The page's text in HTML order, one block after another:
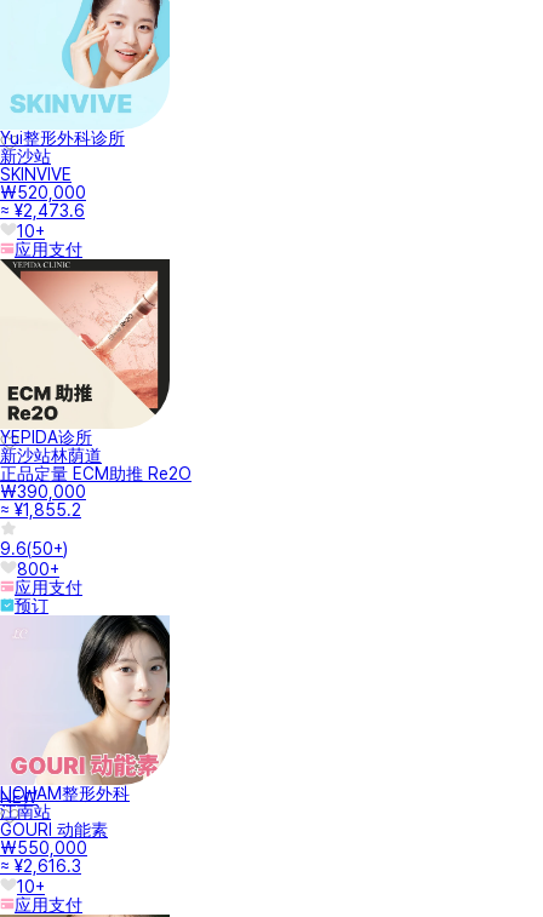
Yui整形外科诊所
新沙站
SKINVIVE
₩520,000
≈ ¥2,473.6
10+
应用支付
YEPIDA诊所
新沙站林荫道
正品定量 ECM助推 Re2O
₩390,000
≈ ¥1,855.2
9.6(50+)
800+
应用支付
预订
NEW
LICHAM整形外科
江南站
GOURI 动能素
₩550,000
≈ ¥2,616.3
10+
应用支付